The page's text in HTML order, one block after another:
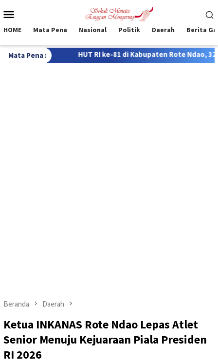
ke
Mobile
HOME Mata Pena Nasional Politik Daerah Berita
Mata Pena :
81 di Kabupaten Rote Ndao, 322 Siswa Bersaing dalam Lomba
Beranda Daerah
Ketua INKANAS Rote Ndao Lepas Atlet
Senior Menuju Kejuaraan Piala Presiden
RI 2026